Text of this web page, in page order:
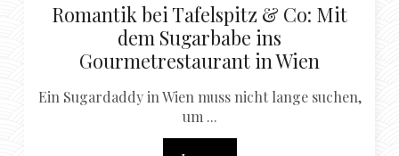
Romantik bei Tafelspitz & Co: Mit
dem Sugarbabe ins
Gourmetrestaurant in Wien
Ein Sugardaddy in Wien muss nicht lange suchen,
um ...